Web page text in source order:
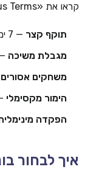
קראו את «Bonus Terms» לפני אישור — לא רק את הבאנר.
תוקף קצר — 7 ימים לא תמיד מספיקים
מגבלת משיכה —
משחקים אסורים
הימור מקסימלי —
הפקדה
איך לבחור